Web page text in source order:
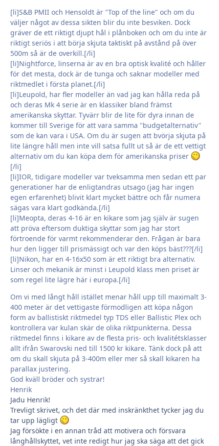
[li]S&B PMII och Hensoldt är "Top of the line" och om du
väljer något av dessa sikten blir du inte besviken. Dock
gräver de ett riktigt djupt hål i plånboken och om du inte är
riktigt seriös i att börja skjuta taktiskt på avstånd på över
500m så är de overkill.[/li]
[li]Nightforce, linserna är av en bra optisk kvalité och håller
för det mesta, dock är de tunga och saknar modeller med
riktmedlet i första planet.[/li]
[li]Leupold, har fler modeller än vad jag kan hålla reda på
och deras Mk 4 serie är en klassiker bland främst
amerikanska skyttar. Tyvärr blir de lite för dyra innan de
kommer till Sverige för att vara samma "budgetalternativ"
som de kan vara i USA. Om du är sugen att bvörja skjuta på
lite längre håll men inte vill satsa fullt ut så är de ett vettigt
alternativ om du kan köpa dem för amerikanska priser
[/li]
[li]IOR, tidigare modeller var tveksamma men sedan ett par
generationer har de enligtandras utsago (jag har ingen
egen erfarenhet) blivit klart mycket bättre och får numera
sägas vara klart godkända.[/li]
[li]Meopta, deras 4-16 är en kikare som jag själv är sugen
att pröva eftersom duktiga skyttar som jag har stort
förtroende för varmt rekommenderar den. Frågan är bara
hur den ligger till prismässigt och var den köps bäst???[/li]
[li]Nikon, har en 4-16x50 som är ett riktigt bra alternativ.
Linser och mekanik är minst i Leupold klass men priset är
som regel lite lägre här i europa.[/li]
Om vi med långt håll istället menar håll upp till maximalt 3-
400 meter är det vettigaste förmodligen att köpa någon
form av ballistiskt riktmedel typ TDS eller Ballistic Plex och
kontrollera var kulan skär de olika riktpunkterna. Dessa
riktmedel finns i kikare av de flesta pris- och kvalitétsklasser
allt ifrån Swarovski ned till 1500 kr kikare. Tänk dock på att
om du skall skjuta på 3-400m eller mer så skall kikaren ha
parallax justering.
God kväll bröder och systrar!
Henrik
Jadu Henrik!
Trevligt skrivet, och det där med inskränkthet tycker jag du
tar upp lägligt
Jag försökte i en annan tråd att motivera och försvara
långhållskyttet, vet inte redigt hur jag ska säga att det gick